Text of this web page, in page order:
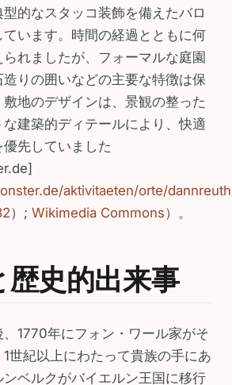
的なスタッコ装飾を備えたバロ
ています。時間の経過とともに何
れましたが、フォーマルな庭園
りの囲いなどの主要な特徴は保
地のデザインは、景観の整った
建築的ディテールにより、快適
先していました
aktivitaeten/orte/
）; Wikimedia Commons）。
歴史的出来事
1770年にフォン・ワール家がそ
世紀以上にわたって貴族の手にあ
ンベルクがバイエルン王国に移行